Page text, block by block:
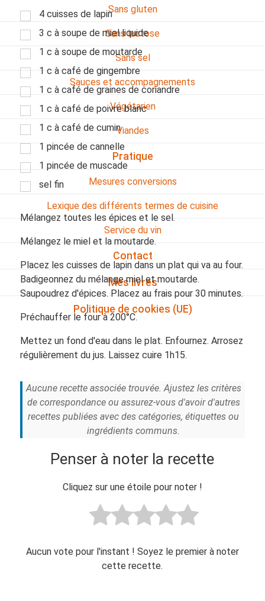
Sans gluten
Sans lactose
Sans sel
Sauces et accompagnements
Végétarien
Viandes
Pratique
Mesures conversions
Lexique des différents termes de cuisine
Service du vin
Contact
Mes livres
Politique de cookies (UE)
4 cuisses de lapin
3 c à soupe de miel liquide
1 c à soupe de moutarde
1 c à café de gingembre
1 c à café de graines de coriandre
1 c à café de poivre blanc
1 c à café de cumin
1 pincée de cannelle
1 pincée de muscade
sel fin
Mélangez toutes les épices et le sel.
Mélangez le miel et la moutarde.
Placez les cuisses de lapin dans un plat qui va au four.
Badigeonnez du mélange miel et moutarde.
Saupoudrez d'épices. Placez au frais pour 30 minutes.
Préchauffer le four à 200°C.
Mettez un fond d'eau dans le plat. Enfournez. Arrosez
régulièrement du jus. Laissez cuire 1h15.
Aucune recette associée trouvée. Ajustez les critères
de correspondance ou assurez-vous d'avoir d'autres
recettes publiées avec des catégories, étiquettes ou
ingrédients communs.
Penser à noter la recette
Cliquez sur une étoile pour noter !
Aucun vote pour l'instant ! Soyez le premier à noter
cette recette.